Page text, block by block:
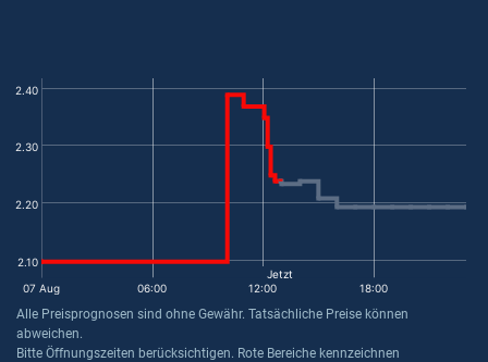
2.10
2.20
2.30
2.40
07 Aug 06:00 12:00 18:00
Jetzt
Alle Preisprognosen sind ohne Gewähr. Tatsächliche Preise können
abweichen.
Bitte Öffnungszeiten berücksichtigen. Rote Bereiche kennzeichnen